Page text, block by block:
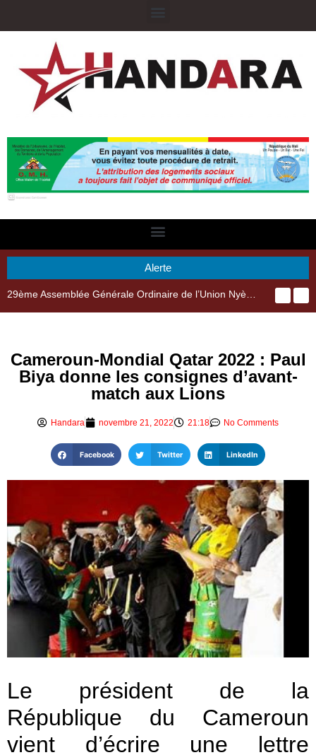
Alerte
29ème Assemblée Générale Ordinaire de l’Union Nyèsigiso : L’encours total des dépôts des membres passé de 18 milliards en 2024 à 21 milliards en 2025
Cameroun-Mondial Qatar 2022 : Paul
Biya donne les consignes d’avant-
match aux Lions
Handara novembre 21, 2022 21:18 No Comments
Facebook Twitter LinkedIn
Le président de la
République du Cameroun
vient d’écrire une lettre